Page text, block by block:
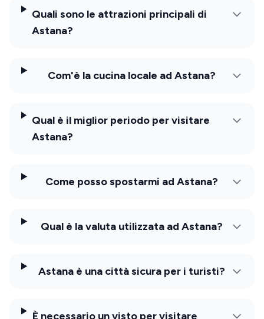
Quali sono le attrazioni principali di
Astana?
Com'è la cucina locale ad Astana?
Qual è il miglior periodo per visitare
Astana?
Come posso spostarmi ad Astana?
Qual è la valuta utilizzata ad Astana?
Astana è una città sicura per i turisti?
È necessario un visto per visitare